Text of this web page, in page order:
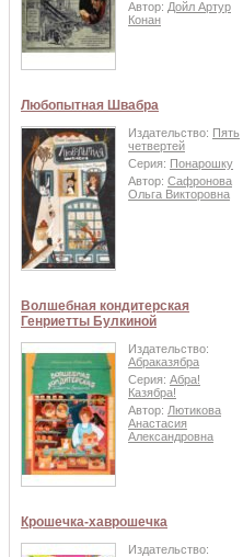
Автор: Дойл Артур
Конан
Любопытная Швабра
Издательство: Пять
четвертей
Серия: Понарошку
Автор: Сафронова
Ольга Викторовна
Волшебная кондитерская
Генриетты Булкиной
Издательство:
Абраказябра
Серия: Абра!
Казябра!
Автор: Лютикова
Анастасия
Александровна
Крошечка-хаврошечка
Издательство: